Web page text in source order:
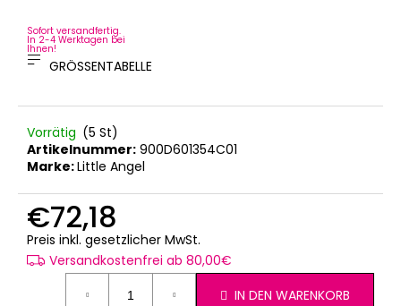
Sofort versandfertig.
In 2-4 Werktagen bei
Ihnen!
GRÖSSENTABELLE
Vorrätig (5 St)
Artikelnummer: 900D601354C01
Marke:Little Angel
€72,18
Preis inkl. gesetzlicher MwSt.
Versandkostenfrei ab 80,00€
IN DEN WARENKORB